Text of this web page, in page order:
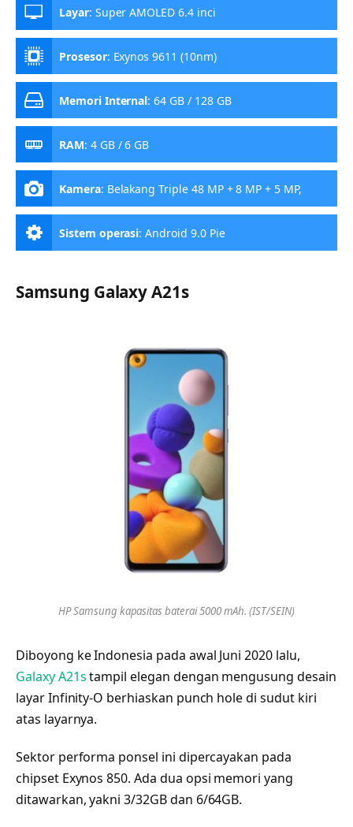
Layar: Super AMOLED 6.4 inci
Prosesor: Exynos 9611 (10nm)
Memori Internal:64 GB / 128 GB
RAM: 4 GB / 6 GB
Kamera: Belakang Triple 48 MP + 8 MP + 5 MP,
Depan 16 MP
Sistem operasi:Android 9.0 Pie
Samsung Galaxy A21s
HP Samsung kapasitas baterai 5000 mAh. (IST/SEIN)
Diboyong ke Indonesia pada awal Juni 2020 lalu,
Galaxy A21stampil elegan dengan mengusung desain
layar Infinity-O berhiaskan punch hole di sudut kiri
atas layarnya.
Sektor performa ponsel ini dipercayakan pada
chipset Exynos 850. Ada dua opsi memori yang
ditawarkan, yakni 3/32GB dan 6/64GB.